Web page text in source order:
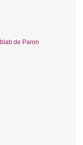
de Paron